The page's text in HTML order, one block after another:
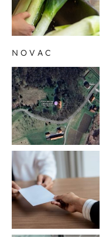
NOVAC